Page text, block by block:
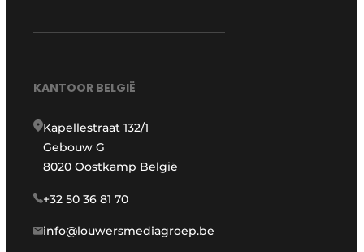
KANTOOR BELGIË
Kapellestraat 132/1
Gebouw G
8020 Oostkamp België
+32 50 36 81 70
info@louwersmediagroep.be